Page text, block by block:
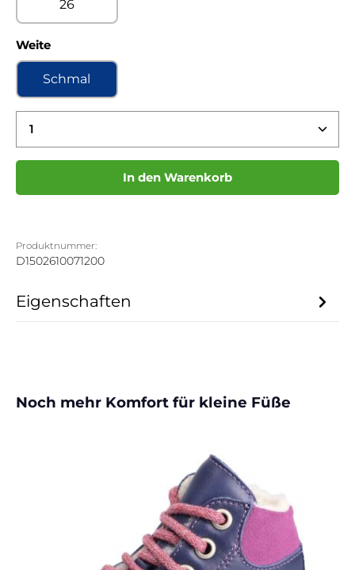
26
Weiteauswählen
Schmal
Produkt Anzahl: Gib den gewünschten Wert
In den Warenkorb
Produktnummer:
D1502610071200
Eigenschaften
Produktgalerie überspringen
Noch mehr Komfort für kleine Füße